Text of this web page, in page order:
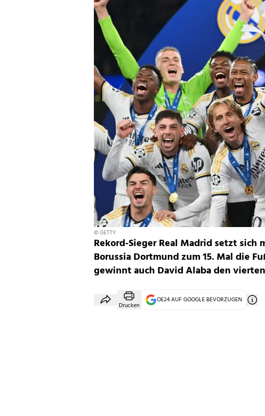
© GETTY
Rekord-Sieger Real Madrid setzt sich
Borussia Dortmund zum 15. Mal die
gewinnt auch David Alaba den
Drucken
OE24 AUF GOOGLE BEVORZUGEN